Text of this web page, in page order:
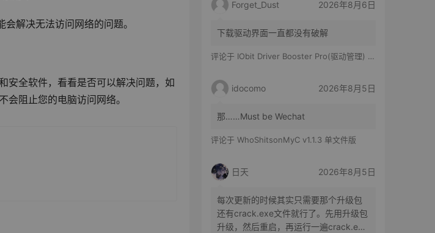
解决无法访问网络的问题。
安全软件，看看是否可以解决问题，如
阻止您的电脑访问网络。
Forget_Dust 2026年8月6日
下载驱动界面一直都没有破解
评论于 IObit Driver Booster Pro(驱动管理) v13.6.0.438 便携修改版
idocomo 2026年8月5日
那……Must be Wechat
评论于 WhoShitsonMyC v1.1.3 单文件版
日天 2026年8月5日
每次更新的时候其实只需要那个升级包
还有crack.exe文件就行了。先用升级包
升级，然后重启，再运行一遍crack.exe